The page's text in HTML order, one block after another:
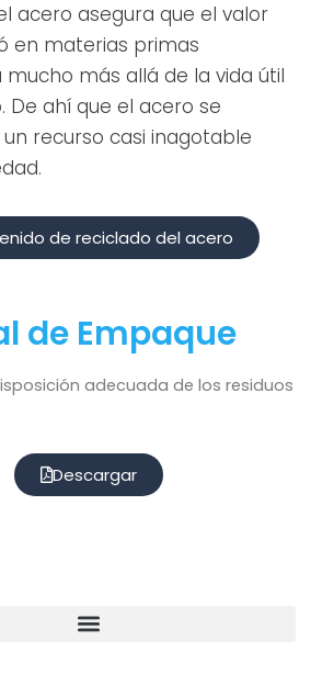
acero asegura que el valor
en materias primas
más allá de la vida útil
De ahí que el acero se
recurso casi inagotable
de reciclado del acero
de Empaque
adecuada de los residuos
Descargar